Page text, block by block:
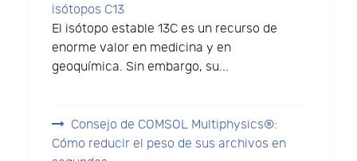
isótopos C13
El isótopo estable 13C es un recurso de
enorme valor en medicina y en
geoquímica. Sin embargo, su...
Consejo de COMSOL Multiphysics®:
Cómo reducir el peso de sus archivos en